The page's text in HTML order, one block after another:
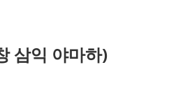
삼익 야마하)